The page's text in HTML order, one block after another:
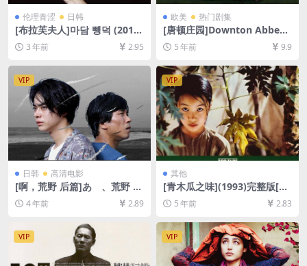
伦理青涩 日韩
[布拉芙夫人]마담 뺑덕 (2014)
[百度网盘+迅雷云盘+夸克网
盘资源1080P超清未删减][MP
4/7GB][韩语中字]
3 年前 2.95
欧美 热门剧集
[唐顿庄园]Downton Abbey
(全6季)[百度网盘+迅雷云盘资
源1080P超清未删减][MP4/82
GB][中英字幕]
5 年前 9.9
VIP
日韩 高清电影
[啊，荒野 后篇]あゝ、荒野 後
篇 (2017)[百度网盘+迅雷云盘
资源1080P超清未删减][MP4/
9.3GB][日语中字]
4 年前 2.89
VIP
其他
[青木瓜之味](1993)完整版[百
度网盘+夸克网盘+迅雷云盘资
源1080P超清未删减][MP4/5.
7GB][中英字幕]
5 年前 2.83
VIP VIP